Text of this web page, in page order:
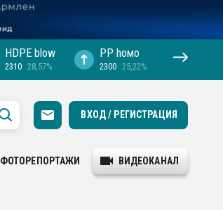
HDPE blow
2310 28,57%
PP hомо
2300 25,22%
ВХОД / РЕГИСТРАЦИЯ
ФОТОРЕПОРТАЖИ ВИДЕОКАНАЛ